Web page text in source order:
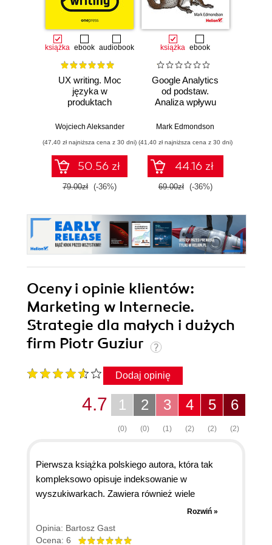
książka ebook audiobook
UX writing. Moc
języka w
produktach
Wojciech Aleksander
(47,40 zł najniższa cena z 30 dni)
50.56 zł
79.00zł (-36%)
książka ebook
Google Analytics
od podstaw.
Analiza wpływu
wyznaczanie
Mark Edmondson
(41,40 zł najniższa cena z 30 dni)
44.16 zł
69.00zł (-36%)
Oceny i opinie klientów:
Marketing w Internecie.
Strategie dla małych i dużych
firm Piotr Guziur
Dodaj opinię
6
(2)
5
(2)
4
(2)
3
(1)
2
(0)
1
(0)
4.7
Pierwsza książka polskiego autora, która tak
kompleksowo opisuje indeksowanie w
wyszukiwarkach. Zawiera również wiele
sposobów na podniesienie strony w rankingu i
precyzyjnie wskazuje elementy kodu HTML, gdzie
należy umieszczać słowa kluczowe. Moim
Rozwiń »
Opinia: Bartosz Gast
Ocena: 6